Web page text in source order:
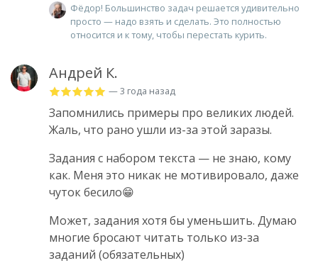
Фёдор! Большинство задач решается удивительно
просто — надо взять и сделать. Это полностью
относится и к тому, чтобы перестать курить.
Андрей К.
— 3 года назад
Запомнились примеры про великих людей.
Жаль, что рано ушли из-за этой заразы.
Задания с набором текста — не знаю, кому
как. Меня это никак не мотивировало, даже
чуток бесило😁
Может, задания хотя бы уменьшить. Думаю
многие бросают читать только из-за
заданий (обязательных)